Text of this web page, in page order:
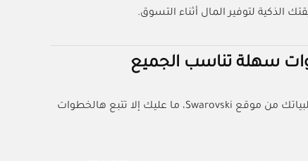
الذكية لتوفير المال أثناء التسوق.
اللي يعطيك تخفيض 5% على طلبياتك من موقع Swarovski، ما عليك إلا تتبع هالخطوات